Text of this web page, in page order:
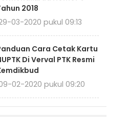
2018
03-2020 pukul 09:13
Cara Cetak Kartu
Di Verval PTK Resmi
02-2020 pukul 09:20